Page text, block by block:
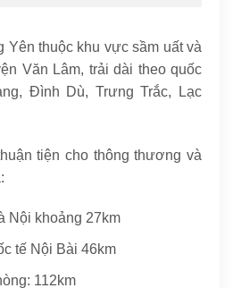
Yên thuộc khu vực sầm uất và
Văn Lâm, trải dài theo quốc
Đình Dù, Trưng Trắc, Lạc
tiện cho thông thương và
Nội khoảng 27km
tế Nội Bài 46km
112km